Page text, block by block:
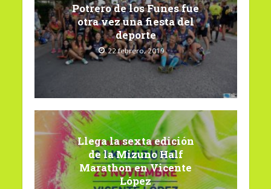
Potrero de los Funes fue
otra vez una fiesta del
deporte
22 febrero, 2019
Llega la sexta edición
de la Mizuno Half
Marathon en Vicente
López